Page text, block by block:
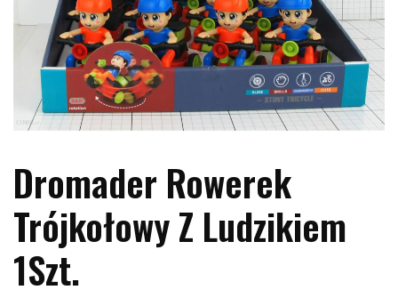
Dromader Rowerek
Trójkołowy Z Ludzikiem
1Szt.